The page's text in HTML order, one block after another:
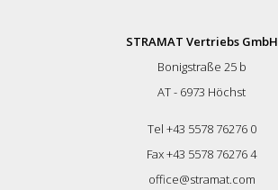
STRAMAT Vertriebs GmbH
Bonigstraße 25 b
AT - 6973 Höchst
Tel +43 5578 76276 0
Fax +43 5578 76276 4
office@stramat.com